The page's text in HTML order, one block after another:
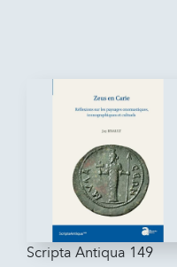
Scripta Antiqua 149